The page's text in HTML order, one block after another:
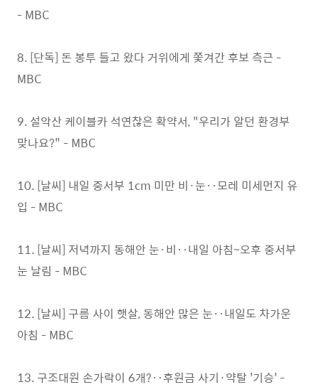
- MBC
8. [단독] 돈 봉투 들고 왔다 거위에게 쫓겨간 후보 측근 -
MBC
9. 설악산 케이블카 석연찮은 확약서, "우리가 알던 환경부
맞나요?" - MBC
10. [날씨] 내일 중서부 1cm 미만 비·눈‥모레 미세먼지 유
입 - MBC
11. [날씨] 저녁까지 동해안 눈·비‥내일 아침~오후 중서부
눈 날림 - MBC
12. [날씨] 구름 사이 햇살, 동해안 많은 눈‥내일도 차가운
아침 - MBC
13. 구조대원 손가락이 6개?‥후원금 사기·약탈 '기승' -